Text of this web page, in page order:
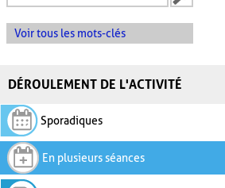
Voir tous les mots-clés
DÉROULEMENT DE L'ACTIVITÉ
Sporadiques
En plusieurs séances